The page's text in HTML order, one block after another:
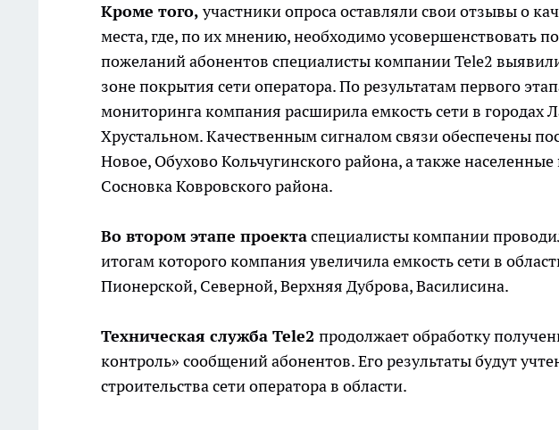
Кроме того,участники опроса оставляли свои отзывы о
места, где, по их мнению, необходимо усовершенствовать
пожеланий абонентов специалисты компании Tele2
зоне покрытия сети оператора. По результатам первого
мониторинга компания расширила емкость сети в городах
Хрустальном. Качественным сигналом связи обеспечены
Новое, Обухово Кольчугинского района, а также
Сосновка Ковровского района.
Во втором этапе проектаспециалисты компании
итогам которого компания увеличила емкость сети в
Пионерской, Северной, Верхняя Дуброва, Василисина.
Техническая служба Tele2 продолжает обработку
контроль» сообщений абонентов. Его результаты будут
строительства сети оператора в области.